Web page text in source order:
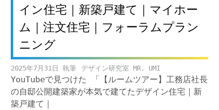
イン住宅｜新築戸建て｜マイホー
ム｜注文住宅｜フォーラムプラン
ニング
2025年7月31日 デザイン研究室 MR. UMI
YouTubeで見つけた 「【ルームツアー】工務店社長
の自邸公開建築家が本気で建てたデザイン住宅｜新
築戸建て｜